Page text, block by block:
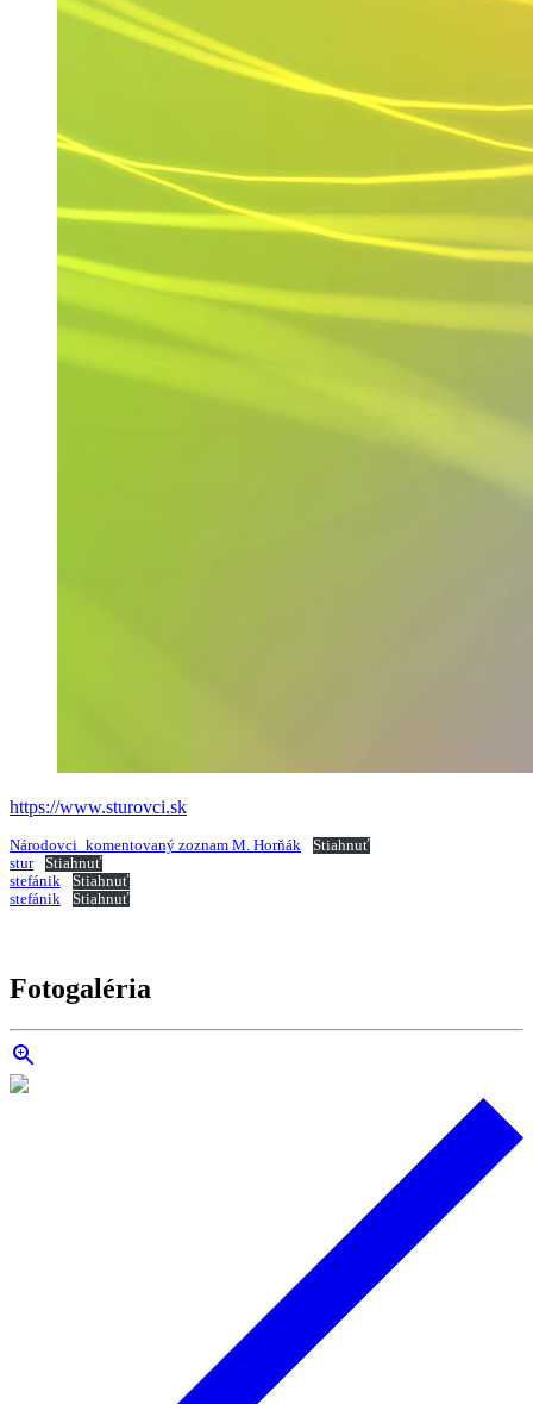
https://www.sturovci.sk
Národovci_komentovaný zoznam M. Horňák
Stiahnuť
stur
Stiahnuť
stefánik
Stiahnuť
stefánik
Stiahnuť
Fotogaléria